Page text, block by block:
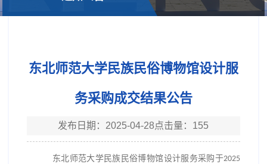
东北师范大学民族民俗博物馆设计服
务采购成交结果公告
发布日期：2025-04-28点击量： 155
东北师范大学民族民俗博物馆设计服务采购于2025